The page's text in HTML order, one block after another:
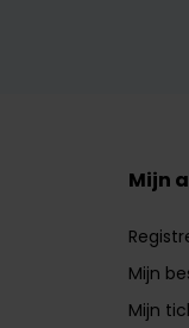
Mijn
Mijn
Mijn